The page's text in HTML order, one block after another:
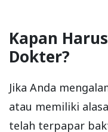
Kapan
Dokter?
Jika Anda
atau memiliki
telah terpapar